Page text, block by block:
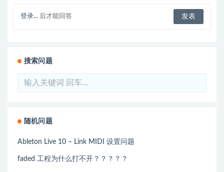
登录... 后才能回答
搜索问题
随机问题
Ableton Live 10 – Link MIDI 设置问题
faded 工程为什么打不开？？？？？